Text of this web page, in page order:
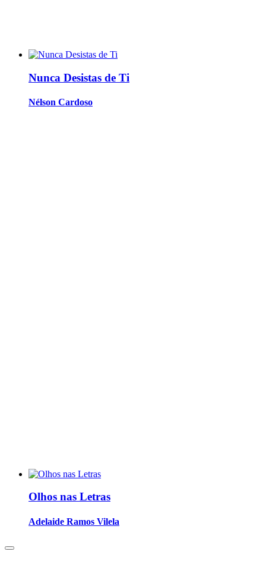
Nunca Desistas de Ti
Nélson Cardoso
Olhos nas Letras
Adelaide Ramos Vilela